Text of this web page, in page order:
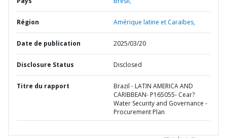
Région Amérique latine et Caraïbes,
Date de publication 2025/03/20
Disclosure Status Disclosed
Titre du rapport
Brazil - LATIN AMERICA AND
CARIBBEAN- P165055- Cear?
Water Security and Governance -
Procurement Plan